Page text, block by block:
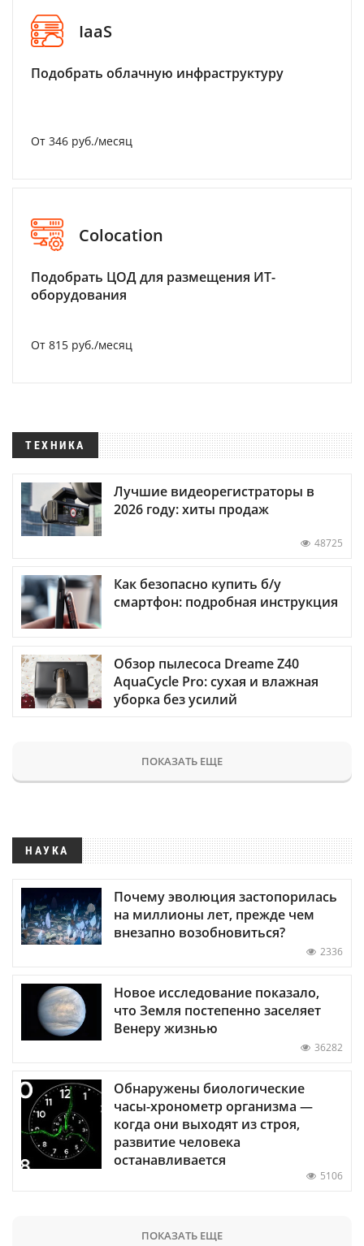
IaaS
Подобрать облачную инфраструктуру
От 346 руб./месяц
Colocation
Подобрать ЦОД для размещения ИТ-
оборудования
От 815 руб./месяц
ТЕХНИКА
Лучшие видеорегистраторы в
2026 году: хиты продаж
48725
Как безопасно купить б/у
смартфон: подробная инструкция
Обзор пылесоса Dreame Z40
AquaCycle Pro: сухая и влажная
уборка без усилий
ПОКАЗАТЬ ЕЩЕ
НАУКА
Почему эволюция застопорилась
на миллионы лет, прежде чем
внезапно возобновиться?
2336
Новое исследование показало,
что Земля постепенно заселяет
Венеру жизнью
36282
Обнаружены биологические
часы-хронометр организма —
когда они выходят из строя,
развитие человека
останавливается
5106
ПОКАЗАТЬ ЕЩЕ